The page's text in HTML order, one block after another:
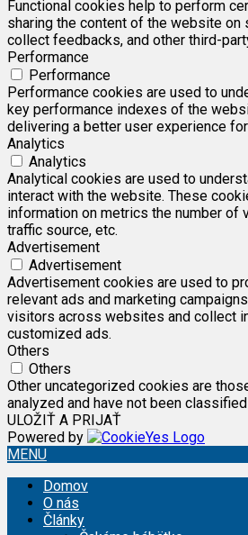
Functional cookies help to perform
sharing the content of the website on
collect feedbacks, and other third-
Performance
Performance
Performance cookies are used to
key performance indexes of the
delivering a better user experience
Analytics
Analytics
Analytical cookies are used to
interact with the website. These
information on metrics the number of
traffic source, etc.
Advertisement
Advertisement
Advertisement cookies are used to
relevant ads and marketing
visitors across websites and collect
customized ads.
Others
Others
Other uncategorized cookies are
analyzed and have not been
ULOŽIŤ A PRIJAŤ
Powered by
MENU
Domov
O nás
Články